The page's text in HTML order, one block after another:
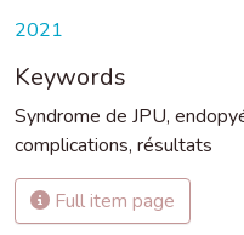
2021
Keywords
Syndrome de JPU,
complications, résultats
Full item page